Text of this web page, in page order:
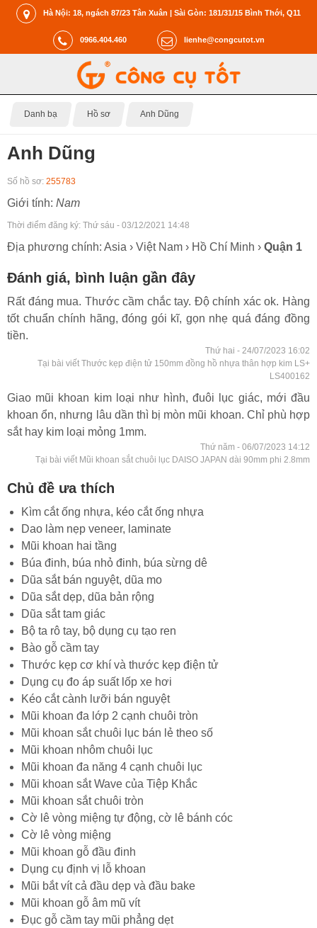
Hà Nội: 18, ngách 87/23 Tân Xuân | Sài Gòn: 181/31/15 Bình Thới, Q11
0966.404.460 lienhe@congcutot.vn
Danh bạ Hồ sơ Anh Dũng
Anh Dũng
Số hồ sơ: 255783
Giới tính: Nam
Thời điểm đăng ký: Thứ sáu - 03/12/2021 14:48
Địa phương chính: Asia › Việt Nam › Hồ Chí Minh › Quận 1
Đánh giá, bình luận gần đây
Rất đáng mua. Thước cầm chắc tay. Độ chính xác ok. Hàng
tốt chuẩn chính hãng, đóng gói kĩ, gọn nhẹ quá đáng đồng
tiền.
Thứ hai - 24/07/2023 16:02
Tại bài viết Thước kẹp điện tử 150mm đồng hồ nhựa thân hợp kim LS+
LS400162
Giao mũi khoan kim loại như hình, đuôi lục giác, mới đầu
khoan ổn, nhưng lâu dần thì bị mòn mũi khoan. Chỉ phù hợp
sắt hay kim loại mỏng 1mm.
Thứ năm - 06/07/2023 14:12
Tại bài viết Mũi khoan sắt chuôi lục DAISO JAPAN dài 90mm phi 2.8mm
Chủ đề ưa thích
Kìm cắt ống nhựa, kéo cắt ống nhựa
Dao làm nẹp veneer, laminate
Mũi khoan hai tầng
Búa đinh, búa nhỏ đinh, búa sừng dê
Dũa sắt bán nguyệt, dũa mo
Dũa sắt dẹp, dũa bản rộng
Dũa sắt tam giác
Bộ ta rô tay, bộ dụng cụ tạo ren
Bào gỗ cầm tay
Thước kẹp cơ khí và thước kẹp điện tử
Dụng cụ đo áp suất lốp xe hơi
Kéo cắt cành lưỡi bán nguyệt
Mũi khoan đa lớp 2 cạnh chuôi tròn
Mũi khoan sắt chuôi lục bán lẻ theo số
Mũi khoan nhôm chuôi lục
Mũi khoan đa năng 4 cạnh chuôi lục
Mũi khoan sắt Wave của Tiệp Khắc
Mũi khoan sắt chuôi tròn
Cờ lê vòng miệng tự động, cờ lê bánh cóc
Cờ lê vòng miệng
Mũi khoan gỗ đầu đinh
Dụng cụ định vị lỗ khoan
Mũi bắt vít cả đầu dẹp và đầu bake
Mũi khoan gỗ âm mũ vít
Đục gỗ cầm tay mũi phẳng dẹt